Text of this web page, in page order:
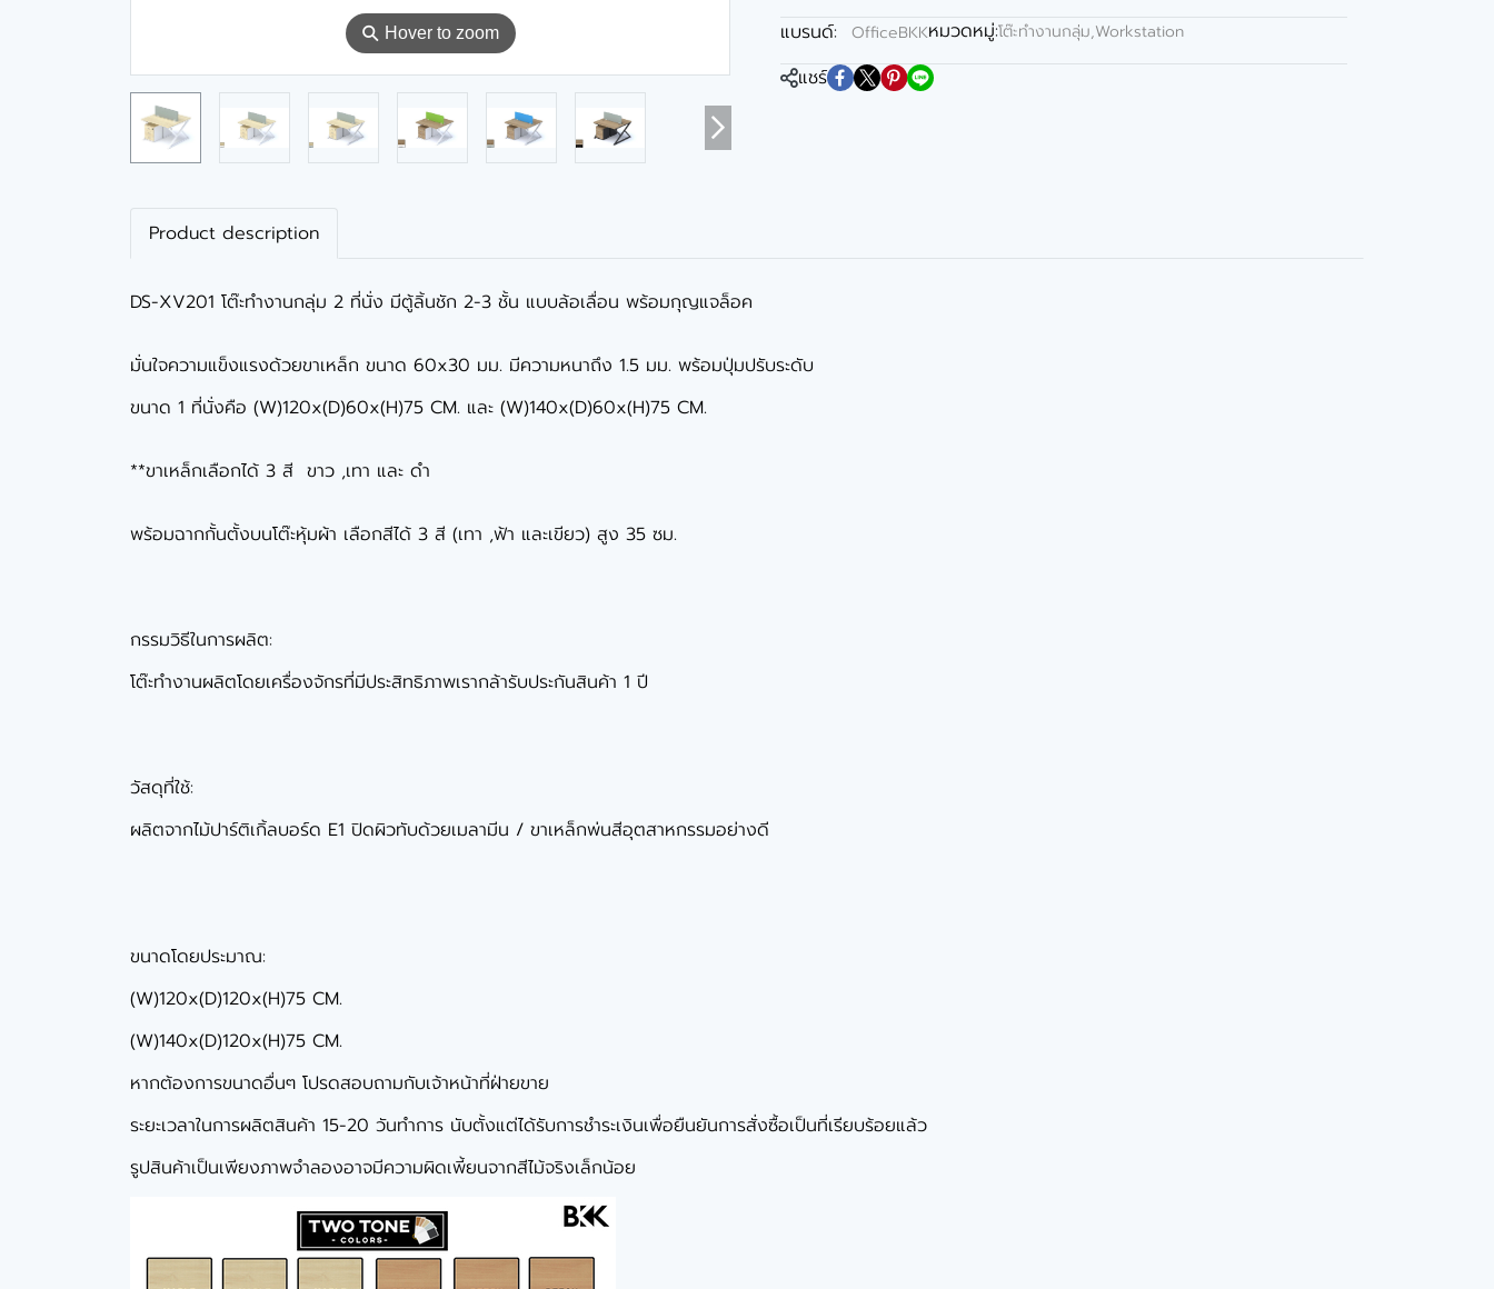
⚲ Hover to zoom
แบรนด์:
OfficeBKKหมวดหมู่:โต๊ะทำงานกลุ่ม,Workstation
แชร์
Product description
DS-XV201 โต๊ะทำงานกลุ่ม 2 ที่นั่ง มีตู้ลิ้นชัก 2-3 ชั้น แบบล้อเลื่อน พร้อมกุญแจล็อค
มั่นใจความแข็งแรงด้วยขาเหล็ก ขนาด 60x30 มม. มีความหนาถึง 1.5 มม. พร้อมปุ่มปรับระดับ
ขนาด 1 ที่นั่งคือ (W)120x(D)60x(H)75 CM. และ (W)140x(D)60x(H)75 CM.
**ขาเหล็กเลือกได้ 3 สี ขาว ,เทา และ ดำ
พร้อมฉากกั้นตั้งบนโต๊ะหุ้มผ้า เลือกสีได้ 3 สี (เทา ,ฟ้า และเขียว) สูง 35 ซม.
กรรมวิธีในการผลิต:
โต๊ะทำงานผลิตโดยเครื่องจักรที่มีประสิทธิภาพเรากล้ารับประกันสินค้า 1 ปี
วัสดุที่ใช้:
ผลิตจากไม้ปาร์ติเกิ้ลบอร์ด E1 ปิดผิวทับด้วยเมลามีน / ขาเหล็กพ่นสีอุตสาหกรรมอย่างดี
ขนาดโดยประมาณ:
(W)120x(D)120x(H)75 CM.
(W)140x(D)120x(H)75 CM.
หากต้องการขนาดอื่นๆ โปรดสอบถามกับเจ้าหน้าที่ฝ่ายขาย
ระยะเวลาในการผลิตสินค้า 15-20 วันทำการ นับตั้งแต่ได้รับการชำระเงินเพื่อยืนยันการสั่งซื้อเป็นที่เรียบร้อยแล้ว
รูปสินค้าเป็นเพียงภาพจำลองอาจมีความผิดเพี้ยนจากสีไม้จริงเล็กน้อย